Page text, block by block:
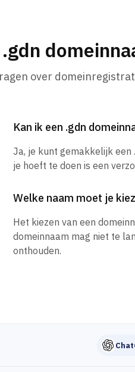
over
Kan ik een .gdn
Ja, je kunt gemakkelijk een
je hoeft te doen is een
Welke naam moet je
Het kiezen van een
domeinnaam mag niet te
onthouden.